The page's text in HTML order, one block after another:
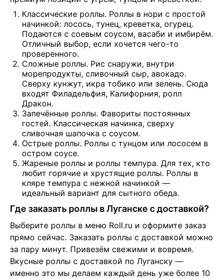
Классические роллы. Роллы в нори с простой
начинкой: лосось, тунец, креветка, огурец.
Подаются с соевым соусом, васаби и имбирём.
Отличный выбор, если хочется чего-то
проверенного.
Сложные роллы. Рис снаружи, внутри
морепродукты, сливочный сыр, авокадо.
Сверху кунжут, икра тобико или зелень. Сюда
входят Филадельфия, Калифорния, ролл
Дракон.
Запечённые роллы. Фавориты постоянных
гостей. Классическая начинка, сверху
сливочная шапочка с соусом.
Острые роллы. Роллы с тунцом или лососем в
остром соусе.
Жареные роллы и роллы темпура. Для тех, кто
любит горячие и хрустящие роллы. Роллы в
кляре темпура с нежной начинкой —
идеальный вариант для сытного обеда.
Где заказать роллы в Луганске с доставкой?
Выберите роллы в меню Roll.ru и оформите заказ
прямо сейчас. Заказать роллы с доставкой можно
за пару минут. Привезём свежими и вовремя.
Вкусные роллы с доставкой по Луганску —
именно это мы делаем каждый день уже более 10